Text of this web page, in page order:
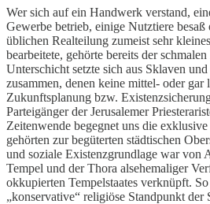
Wer sich auf ein Handwerk verstand,
Gewerbe betrieb, einige Nutztiere
üblichen Realteilung zumeist sehr
bearbeitete, gehörte bereits der
Unterschicht setzte sich aus Sklaven
zusammen, denen keine mittel- oder gar
Zukunftsplanung bzw.
Parteigänger der Jerusalemer
Zeitenwende begegnet uns die
gehörten zur begüterten städtischen
und soziale Existenzgrundlage war von
Tempel und der Thora alsehemaliger
okkupierten Tempelstaates verknüpft.
„konservative“ religiöse Standpunkt der